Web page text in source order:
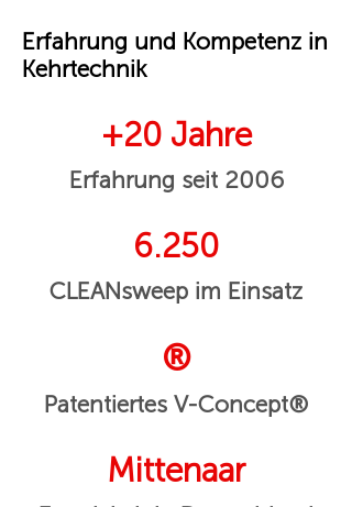
Erfahrung und Kompetenz in
Kehrtechnik
+20 Jahre
Erfahrung seit 2006
6.250
CLEANsweep im Einsatz
®
Patentiertes V-Concept®
Mittenaar